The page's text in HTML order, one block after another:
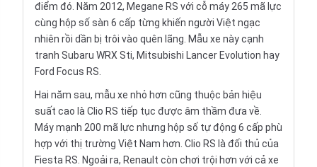
điểm đó. Năm 2012, Megane RS với cỗ máy 265 mã lực
cùng hộp số sàn 6 cấp từng khiến người Việt ngạc
nhiên rồi dần bị trôi vào quên lãng. Mẫu xe này cạnh
tranh Subaru WRX Sti, Mitsubishi Lancer Evolution hay
Ford Focus RS.
Hai năm sau, mẫu xe nhỏ hơn cũng thuộc bản hiệu
suất cao là Clio RS tiếp tục được âm thầm đưa về.
Máy mạnh 200 mã lực nhưng hộp số tự động 6 cấp phù
hợp với thị trường Việt Nam hơn. Clio RS là đối thủ của
Fiesta RS. Ngoải ra, Renault còn chơi trội hơn với cả xe